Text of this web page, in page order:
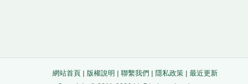
網站首頁 | 版權說明 | 聯繫我們 | 隱私政策 | 最近更新